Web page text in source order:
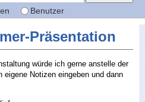
Benutzer
Präsentation
würde ich gerne anstelle der
Notizen eingeben und dann